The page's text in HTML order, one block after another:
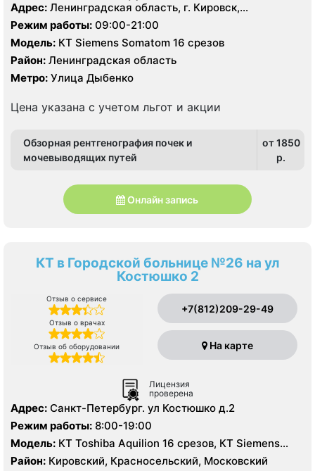
Адрес: Ленинградская область, г. Кировск,
ул.Советская, д.3
Режим работы: 09:00-21:00
Модель: КТ Siemens Somatom 16 срезов
Район: Ленинградская область
Метро: Улица Дыбенко
Цена указана с учетом льгот и акции
Обзорная рентгенография почек и
мочевыводящих путей
от 1850
p.
Онлайн запись
КТ в Городской больнице №26 на ул
Костюшко 2
Отзыв о сервисе
Отзыв о врачах
Отзыв об оборудовании
+7(812)209-29-49
На карте
Лицензия
проверена
Адрес: Санкт-Петербург. ул Костюшко д.2
Режим работы: 8:00-19:00
Модель: КТ Toshiba Aquilion 16 срезов, КТ Siemens
Somatom Definition 64 срезов, УЗИ
Район: Кировский, Красносельский, Московский